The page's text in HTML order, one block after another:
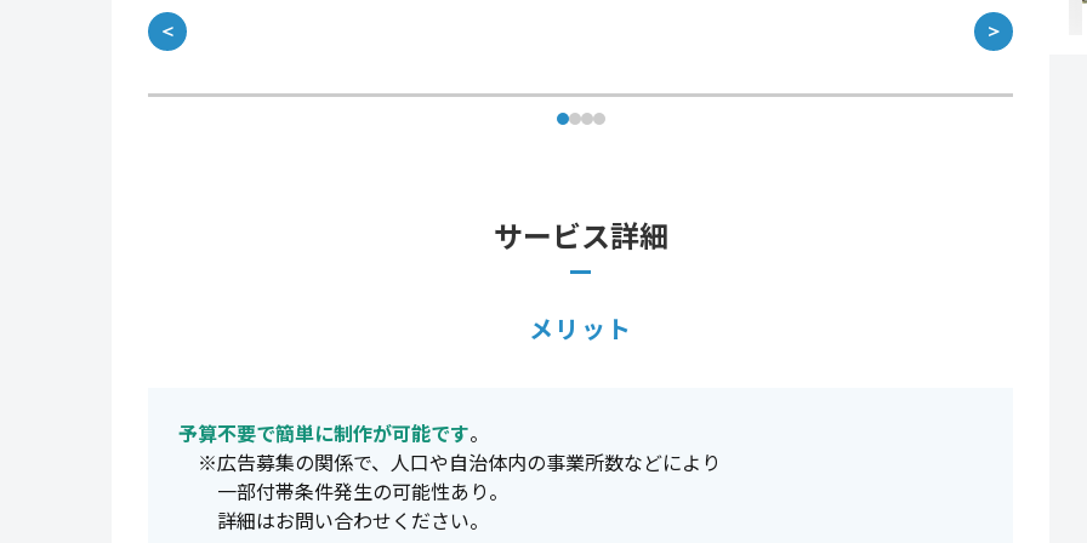
＜ ＞
サービス詳細
メリット
予算不要で簡単に制作が可能です。
※広告募集の関係で、人口や自治体内の事業所数などにより
一部付帯条件発生の可能性あり。
詳細はお問い合わせください。